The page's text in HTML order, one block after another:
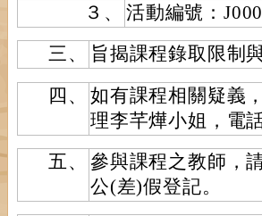
３、
活動編號：
三、
旨揭課程錄取限制
四、
如有課程相關疑義
理李芊燁小姐，電
五、
參與課程之教師，
公(差)假登記。